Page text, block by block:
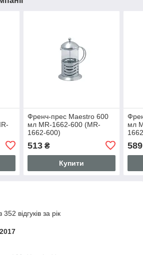
Френч-прес Maestro 600
мл MR-1662-600 (MR-
1662-600)
513₴
Купити
мл
589
відгуків за рік